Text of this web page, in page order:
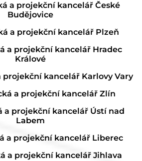
a projekční kancelář České
Budějovice
a projekční kancelář Plzeň
a projekční kancelář Hradec
Králové
kancelář Karlovy Vary
a projekční kancelář Zlín
projekční kancelář Ústí nad
Labem
a projekční kancelář Liberec
a projekční kancelář Jihlava